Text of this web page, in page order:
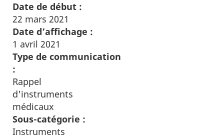
Date de début :
22 mars 2021
Date d’affichage :
1 avril 2021
Type de communication
:
Rappel
d'instruments
médicaux
Sous-catégorie :
Instruments